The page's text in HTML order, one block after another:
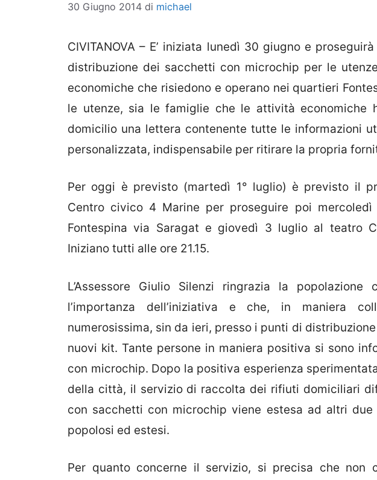
30 Giugno 2014 di michael
CIVITANOVA – E’ iniziata lunedì 30 giugno e
distribuzione dei sacchetti con microchip per le
economiche che risiedono e operano nei quartieri
le utenze, sia le famiglie che le attività economiche
domicilio una lettera contenente tutte le informazioni
personalizzata, indispensabile per ritirare la propria
Per oggi è previsto (martedì 1° luglio) è previsto il
Centro civico 4 Marine per proseguire poi
Fontespina via Saragat e giovedì 3 luglio al teatro
Iniziano tutti alle ore 21.15.
L’Assessore Giulio Silenzi ringrazia la
l’importanza dell’iniziativa e che, in maniera
numerosissima, sin da ieri, presso i punti di
nuovi kit. Tante persone in maniera positiva si sono
con microchip. Dopo la positiva esperienza
della città, il servizio di raccolta dei rifiuti domiciliari
con sacchetti con microchip viene estesa ad altri
popolosi ed estesi.
Per quanto concerne il servizio, si precisa che non